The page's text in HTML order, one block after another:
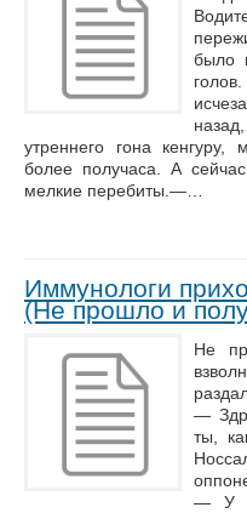
было
утреннего гона
более получаса. А
мелкие перебиты.—…
Иммунологи
(Не прошло и
Не
—
ты,
— У